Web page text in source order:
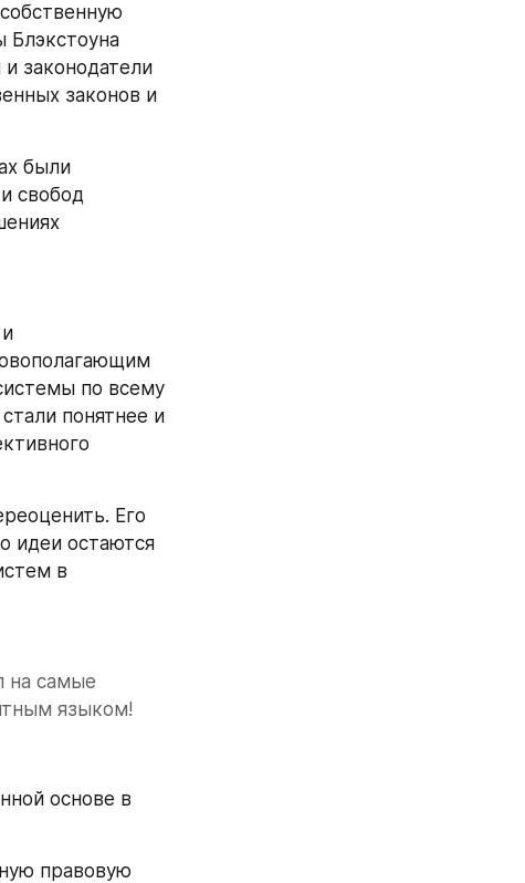
Блэкстоуна
законодатели
законов и
были
свобод
по всему
понятнее и
Его
идеи остаются
в
на самые
языком!
основе в
правовую